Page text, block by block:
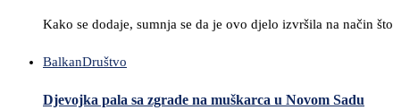
Kako se dodaje, sumnja se da je ovo djelo izvršila na način
BalkanDruštvo
Djevojka pala sa zgrade na muškarca u Novom Sadu